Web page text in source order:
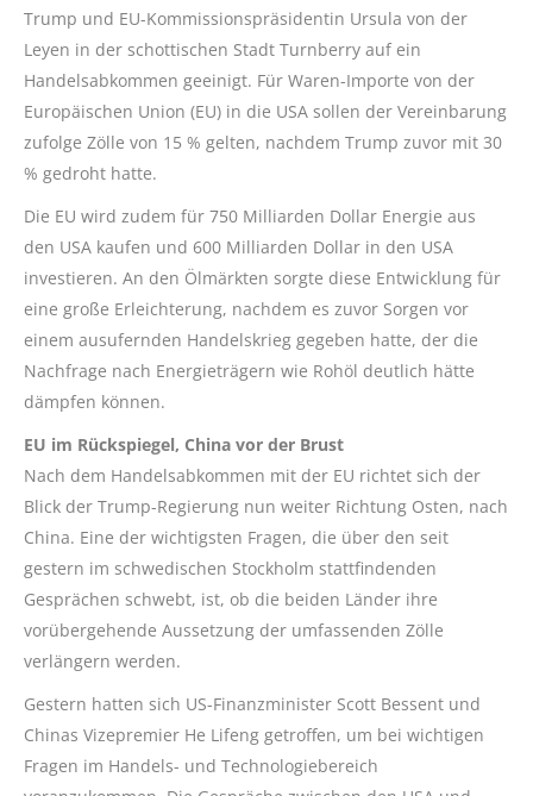
Trump und EU-Kommissionspräsidentin Ursula von der
Leyen in der schottischen Stadt Turnberry auf ein
Handelsabkommen geeinigt. Für Waren-Importe von der
Europäischen Union (EU) in die USA sollen der Vereinbarung
zufolge Zölle von 15 % gelten, nachdem Trump zuvor mit 30
% gedroht hatte.
Die EU wird zudem für 750 Milliarden Dollar Energie aus
den USA kaufen und 600 Milliarden Dollar in den USA
investieren. An den Ölmärkten sorgte diese Entwicklung für
eine große Erleichterung, nachdem es zuvor Sorgen vor
einem ausufernden Handelskrieg gegeben hatte, der die
Nachfrage nach Energieträgern wie Rohöl deutlich hätte
dämpfen können.
EU im Rückspiegel, China vor der Brust
Nach dem Handelsabkommen mit der EU richtet sich der
Blick der Trump-Regierung nun weiter Richtung Osten, nach
China. Eine der wichtigsten Fragen, die über den seit
gestern im schwedischen Stockholm stattfindenden
Gesprächen schwebt, ist, ob die beiden Länder ihre
vorübergehende Aussetzung der umfassenden Zölle
verlängern werden.
Gestern hatten sich US-Finanzminister Scott Bessent und
Chinas Vizepremier He Lifeng getroffen, um bei wichtigen
Fragen im Handels- und Technologiebereich